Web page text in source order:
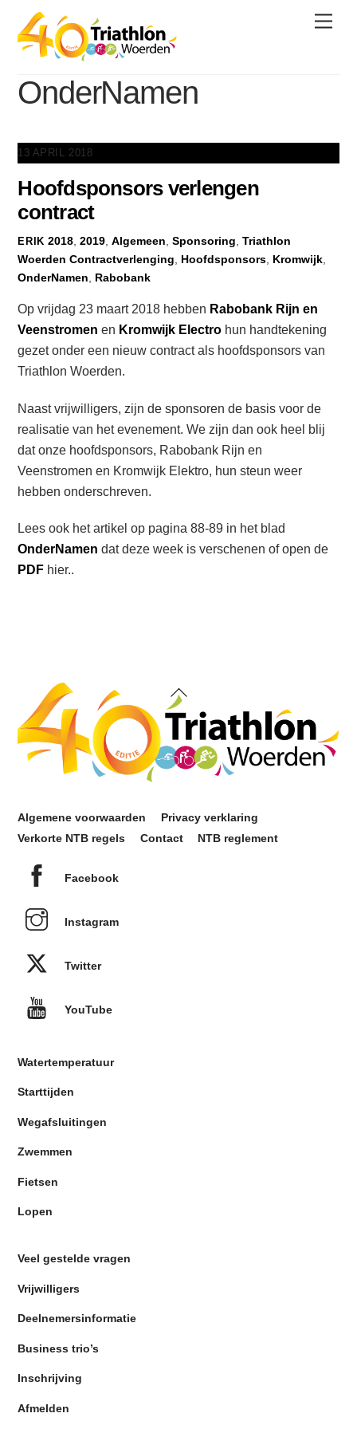
content
OnderNamen
13 APRIL 2018
Hoofdsponsors verlengen
contract
ERIK 2018, 2019, Algemeen, Sponsoring, Triathlon
Woerden Contractverlenging, Hoofdsponsors, Kromwijk,
OnderNamen, Rabobank
Op vrijdag 23 maart 2018 hebben Rabobank Rijn en
Veenstromen en Kromwijk Electro hun handtekening
gezet onder een nieuw contract als hoofdsponsors van
Triathlon Woerden.
Naast vrijwilligers, zijn de sponsoren de basis voor de
realisatie van het evenement. We zijn dan ook heel blij
dat onze hoofdsponsors, Rabobank Rijn en
Veenstromen en Kromwijk Elektro, hun steun weer
hebben onderschreven.
Lees ook het artikel op pagina 88-89 in het blad
OnderNamen dat deze week is verschenen of open de
PDF hier..
Back
To
Top
Algemene voorwaarden
Privacy verklaring
Verkorte NTB regels
Contact NTB reglement
Facebook
Instagram
Twitter
YouTube
Watertemperatuur
Starttijden
Wegafsluitingen
Zwemmen
Fietsen
Lopen
Veel gestelde vragen
Vrijwilligers
Deelnemersinformatie
Business trio’s
Inschrijving
Afmelden